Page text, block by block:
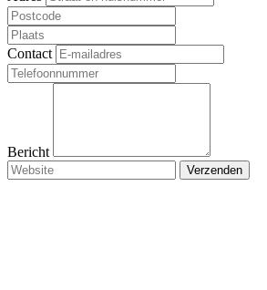
Contact
Bericht
Verzenden